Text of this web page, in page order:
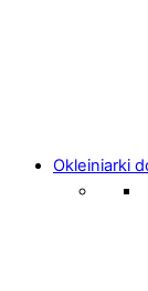
Okleiniarki